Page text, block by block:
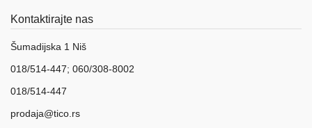
Kontaktirajte nas
Šumadijska 1 Niš
018/514-447; 060/308-8002
018/514-447
prodaja@tico.rs